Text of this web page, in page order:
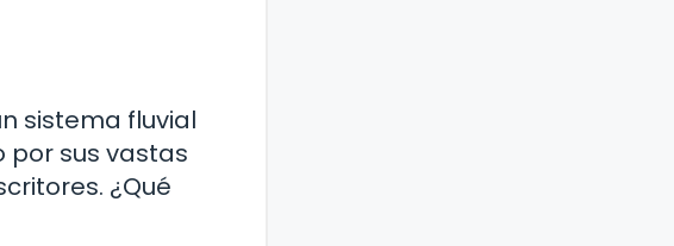
sistema fluvial
por sus vastas
¿Qué